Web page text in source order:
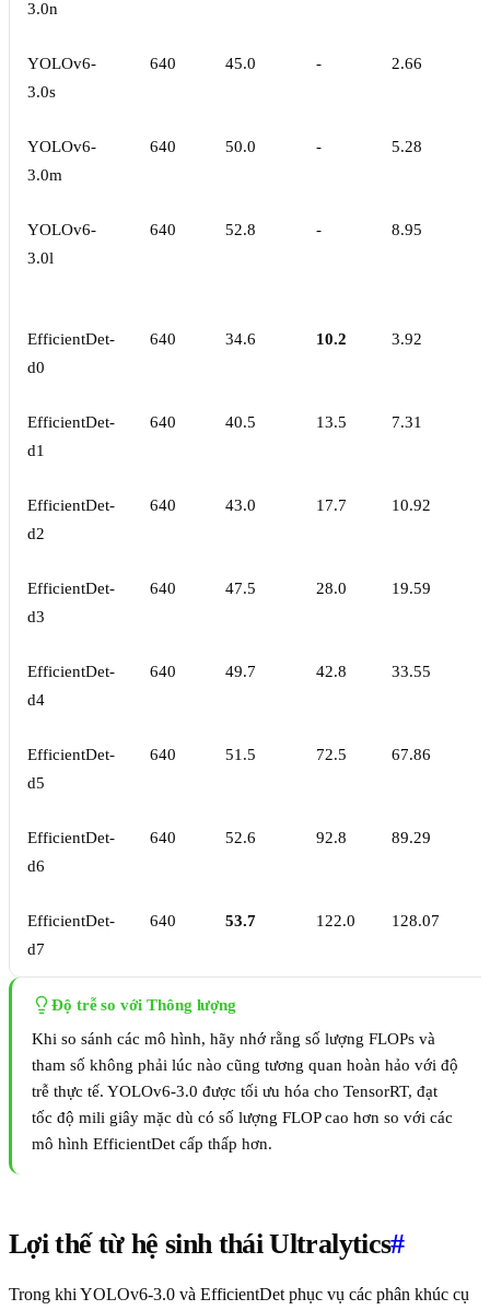
3.0n
YOLOv6-
3.0s
640 45.0 - 2.66
YOLOv6-
3.0m
640 50.0 - 5.28
YOLOv6-
3.0l
640 52.8 - 8.95
EfficientDet-
d0
640 34.6 10.2 3.92
EfficientDet-
d1
640 40.5 13.5 7.31
EfficientDet-
d2
640 43.0 17.7 10.92
EfficientDet-
d3
640 47.5 28.0 19.59
EfficientDet-
d4
640 49.7 42.8 33.55
EfficientDet-
d5
640 51.5 72.5 67.86
EfficientDet-
d6
640 52.6 92.8 89.29
EfficientDet-
d7
640 53.7 122.0 128.07
Độ trễ so với Thông lượng
Khi so sánh các mô hình, hãy nhớ rằng số lượng FLOPs và
tham số không phải lúc nào cũng tương quan hoàn hảo với độ
trễ thực tế. YOLOv6-3.0 được tối ưu hóa cho TensorRT, đạt
tốc độ mili giây mặc dù có số lượng FLOP cao hơn so với các
mô hình EfficientDet cấp thấp hơn.
Lợi thế từ hệ sinh thái Ultralytics#
Trong khi YOLOv6-3.0 và EfficientDet phục vụ các phân khúc cụ